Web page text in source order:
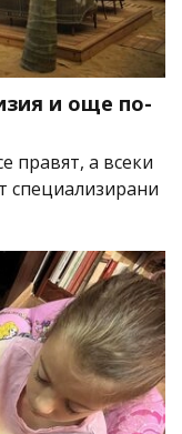
и още по-
правят, а всеки
специализирани